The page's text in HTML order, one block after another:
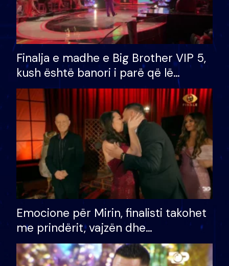
Finalja e madhe e Big Brother VIP 5,
kush është banori i parë që lë
shtëpinë dhe humb mundësinë për
të fituar çmimin e madh
Emocione për Mirin, finalisti takohet
me prindërit, vajzën dhe
bashkëshorten: S’kemi ndonjë letër
divorci apo jo?